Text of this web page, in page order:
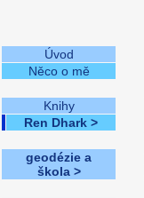
Úvod
Něco o mě
Knihy
Ren Dhark >
geodézie a
škola >